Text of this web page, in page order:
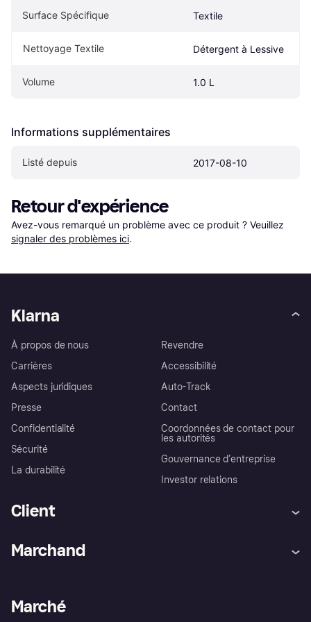
Surface Spécifique Textile
Nettoyage Textile Détergent à Lessive
Volume 1.0 L
Informations supplémentaires
Listé depuis 2017-08-10
Retour d'expérience
Avez-vous remarqué un problème avec ce produit ? Veuillez
signaler des problèmes ici.
Klarna
À propos de nous
Carrières
Aspects juridiques
Presse
Confidentialité
Sécurité
La durabilité
Revendre
Accessibilité
Auto-Track
Contact
Coordonnées de contact pour
les autorités
Gouvernance d’entreprise
Investor relations
Client
Explorez les magasins
Marchand
Portail Marchand
Marché